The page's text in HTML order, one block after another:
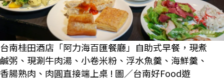
台南桂田酒店「阿力海百匯餐廳」自助式早餐，現煮
鹹粥、現涮牛肉湯、小卷米粉、浮水魚羹、海鮮羹、
香腸熟肉、肉圓直接端上桌 ! 圖／台南好Food遊